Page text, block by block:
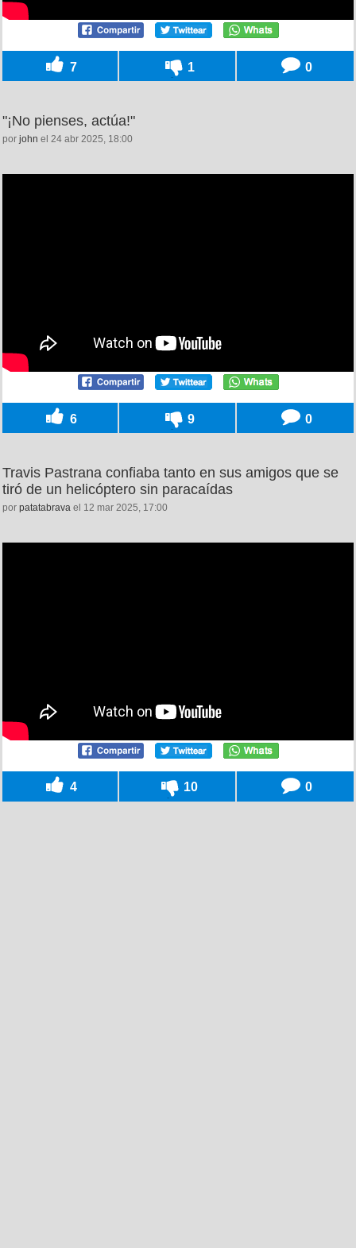
7 1 0
"¡No pienses, actúa!"
por john el 24 abr 2025, 18:00
6 9 0
Travis Pastrana confiaba tanto en sus amigos que se
tiró de un helicóptero sin paracaídas
por patatabrava el 12 mar 2025, 17:00
4 10 0